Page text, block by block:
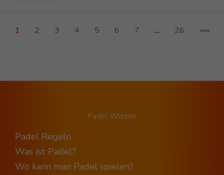
1 2 3 4 5 6 7 … 26 »»»
Padel Wissen
Padel Regeln
Was ist Padel?
Wo kann man Padel spielen?